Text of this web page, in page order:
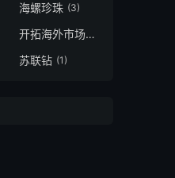
海螺珍珠 (3)
开拓海外市场
(1)
苏联钻 (1)